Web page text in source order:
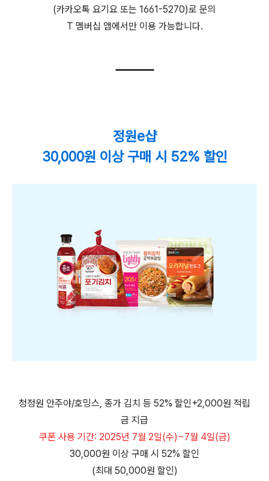
(카카오톡 요기요 또는 1661-5270)로 문의
T 멤버십 앱에서만 이용 가능합니다.
정원e샵
30,000원 이상 구매 시 52% 할인
청정원 안주야/호밍스, 종가 김치 등 52% 할인+2,000원 적립
금 지급
쿠폰 사용 기간: 2025년 7월 2일(수)~7월 4일(금)
30,000원 이상 구매 시 52% 할인
(최대 50,000원 할인)